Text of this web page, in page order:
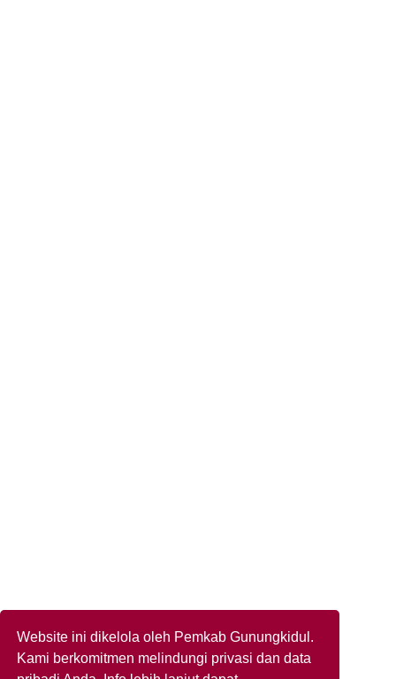
Website ini dikelola oleh Pemkab Gunungkidul.
Kami berkomitmen melindungi privasi dan data